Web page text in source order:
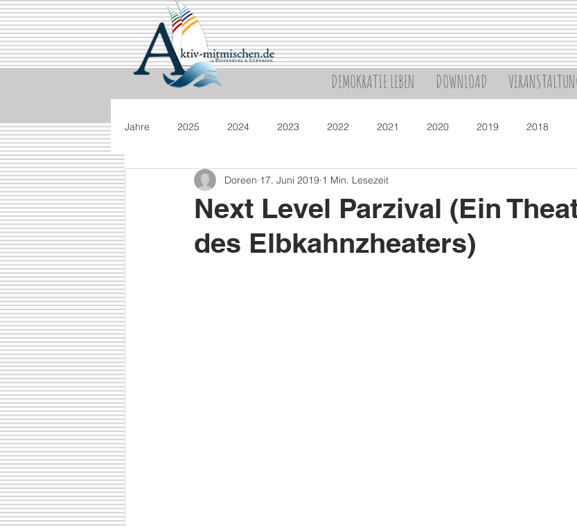
DEMOKRATIE LEBEN DOWNLOAD
Jahre 2025 2024 2023 2022 2021 2020 2019 2018
Next Level Parzival (Ein
des Elbkahnzheaters)
Doreen 17. Juni 2019 1 Min. Lesezeit